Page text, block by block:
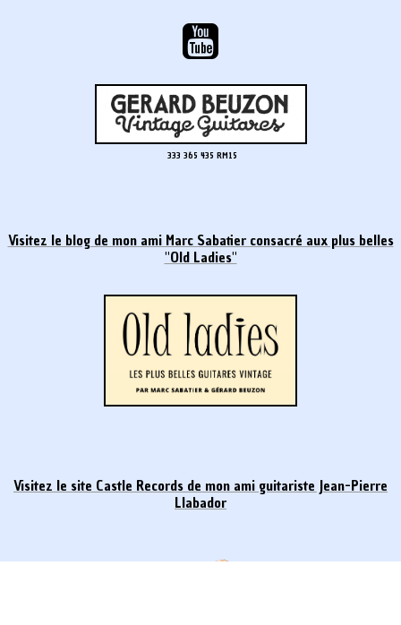

333 365 435 RM15
Visitez le blog de mon ami Marc Sabatier consacré aux plus belles
"Old Ladies"
Visitez le site Castle Records de mon ami guitariste Jean-Pierre
Llabador